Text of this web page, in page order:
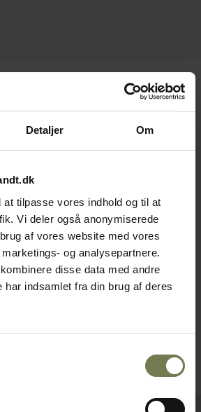
Detaljer Om
tilpasse vores indhold og til at
Vi deler også anonymiserede
af vores website med vores
og analysepartnere.
disse data med andre
har indsamlet fra din brug af deres
varer